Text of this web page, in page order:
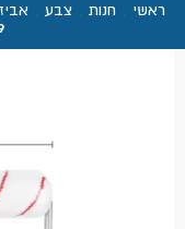
ראשי חנות צבע
DOG